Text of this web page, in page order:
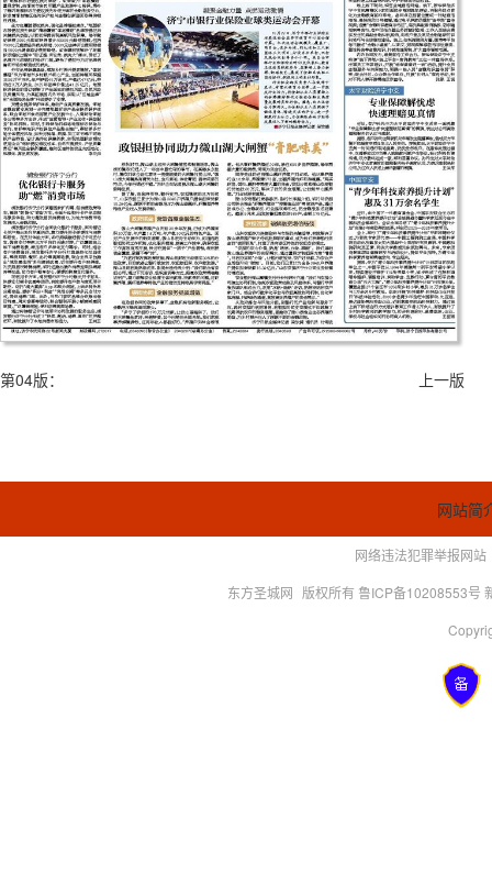
第04版： 上一版
网站简
网络违法犯罪举报网站
东方圣城网 版权所有 鲁ICP备10208553号